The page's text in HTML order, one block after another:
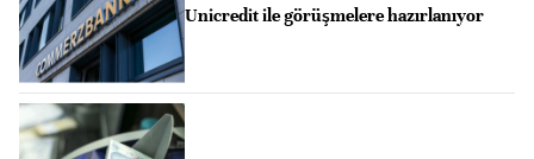
Unicredit ile görüşmelere hazırlanıyor